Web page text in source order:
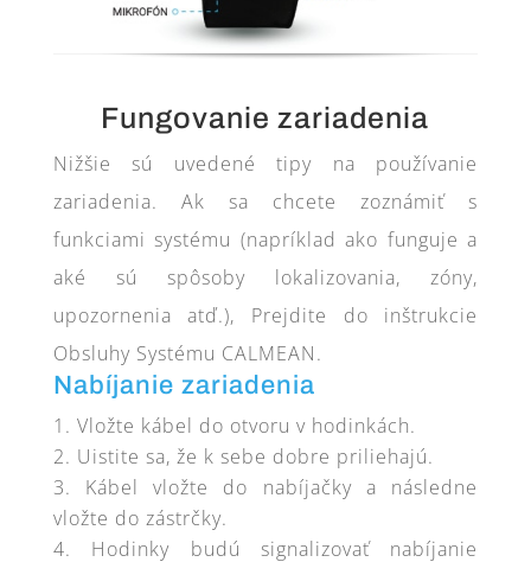
Fungovanie zariadenia
Nižšie sú uvedené tipy na používanie
zariadenia. Ak sa chcete zoznámiť s
funkciami systému (napríklad ako funguje a
aké sú spôsoby lokalizovania, zóny,
upozornenia atď.), Prejdite do inštrukcie
Obsluhy Systému CALMEAN.
Nabíjanie zariadenia
Vložte kábel do otvoru v hodinkách.
Uistite sa, že k sebe dobre priliehajú.
Kábel vložte do nabíjačky a následne
vložte do zástrčky.
Hodinky budú signalizovať nabíjanie